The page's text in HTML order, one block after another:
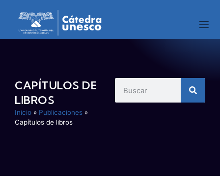
CAPÍTULOS DE
LIBROS
Inicio » Publicaciones »
Capítulos de libros